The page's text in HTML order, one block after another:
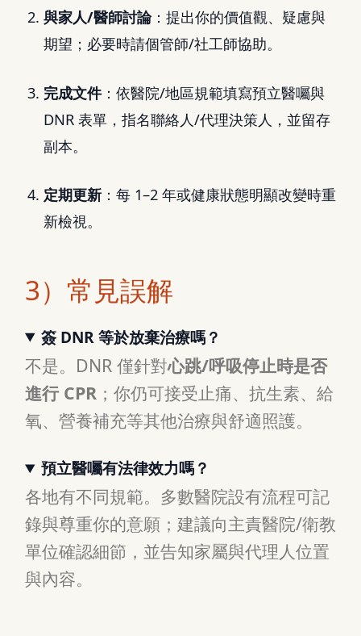
與家人/醫師討論：提出你的價值觀、疑慮與
期望；必要時請個管師/社工師協助。
完成文件：依醫院/地區規範填寫預立醫囑與
DNR 表單，指名聯絡人/代理決策人，並留存
副本。
定期更新：每 1–2 年或健康狀態明顯改變時重
新檢視。
3）常見誤解
簽 DNR 等於放棄治療嗎？
不是。DNR 僅針對心跳/呼吸停止時是否
進行 CPR ；你仍可接受止痛、抗生素、給
氧、營養補充等其他治療與舒適照護。
預立醫囑有法律效力嗎？
各地有不同規範。多數醫院設有流程可記
錄與尊重你的意願；建議向主責醫院/衛教
單位確認細節，並告知家屬與代理人位置
與內容。